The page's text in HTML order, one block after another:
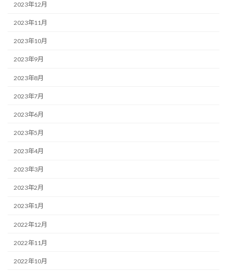
2023年12月
2023年11月
2023年10月
2023年9月
2023年8月
2023年7月
2023年6月
2023年5月
2023年4月
2023年3月
2023年2月
2023年1月
2022年12月
2022年11月
2022年10月